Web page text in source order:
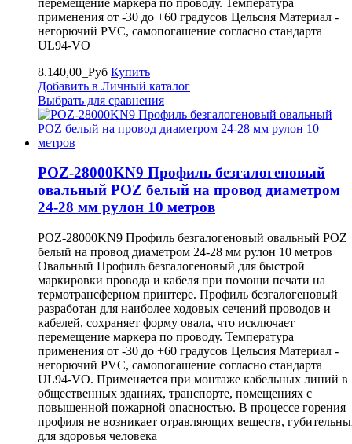
применения от -30 до +60 градусов Цельсия Материал -
негорючий PVC, самопогашение согласно стандарта
UL94-VO
8.140,00_Руб Купить
Добавить в Личный каталог
Выбрать для сравнения
POZ-28000KN9 Профиль безгалогеновый
овальный POZ белый на провод диаметром
24-28 мм рулон 10 метров
POZ-28000KN9 Профиль безгалогеновый овальный POZ
белый на провод диаметром 24-28 мм рулон 10 метров
Овальный Профиль безгалогеновый для быстрой
маркировки провода и кабеля при помощи печати на
термотрансферном принтере. Профиль безгалогеновый
разработан для наиболее ходовых сечений проводов и
кабелей, сохраняет форму овала, что исключает
перемещение маркера по проводу. Температура
применения от -30 до +60 градусов Цельсия Материал -
негорючий PVC, самопогашение согласно стандарта
UL94-VO. Применяется при монтаже кабельных линий в
общественных зданиях, транспорте, помещениях с
повышенной пожарной опасностью. В процессе горения
профиля не возникает отравляющих веществ,
для здоровья человека